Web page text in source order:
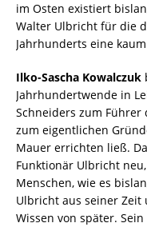
im Osten existiert
Walter Ulbricht für die
Jahrhunderts eine
Ilko-Sascha Kowalczuk
Jahrhundertwende in
Schneiders zum
zum eigentlichen
Mauer errichten ließ.
Funktionär Ulbricht
Menschen, wie es
Ulbricht aus seiner
Wissen von später.